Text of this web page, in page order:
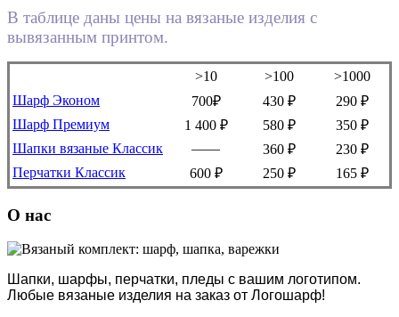
В таблице даны цены на вязаные изделия с
вывязанным принтом.
>10 >100
>1000
Шарф Эконом
700₽ 430 ₽
290 ₽
Шарф Премиум
1 400 ₽ 580 ₽
350 ₽
Шапки вязаные Классик
—— 360 ₽
230 ₽
Перчатки Классик
600 ₽ 250 ₽ 165 ₽
О нас
Шапки, шарфы, перчатки, пледы с вашим логотипом.
Любые вязаные изделия на заказ от Логошарф!